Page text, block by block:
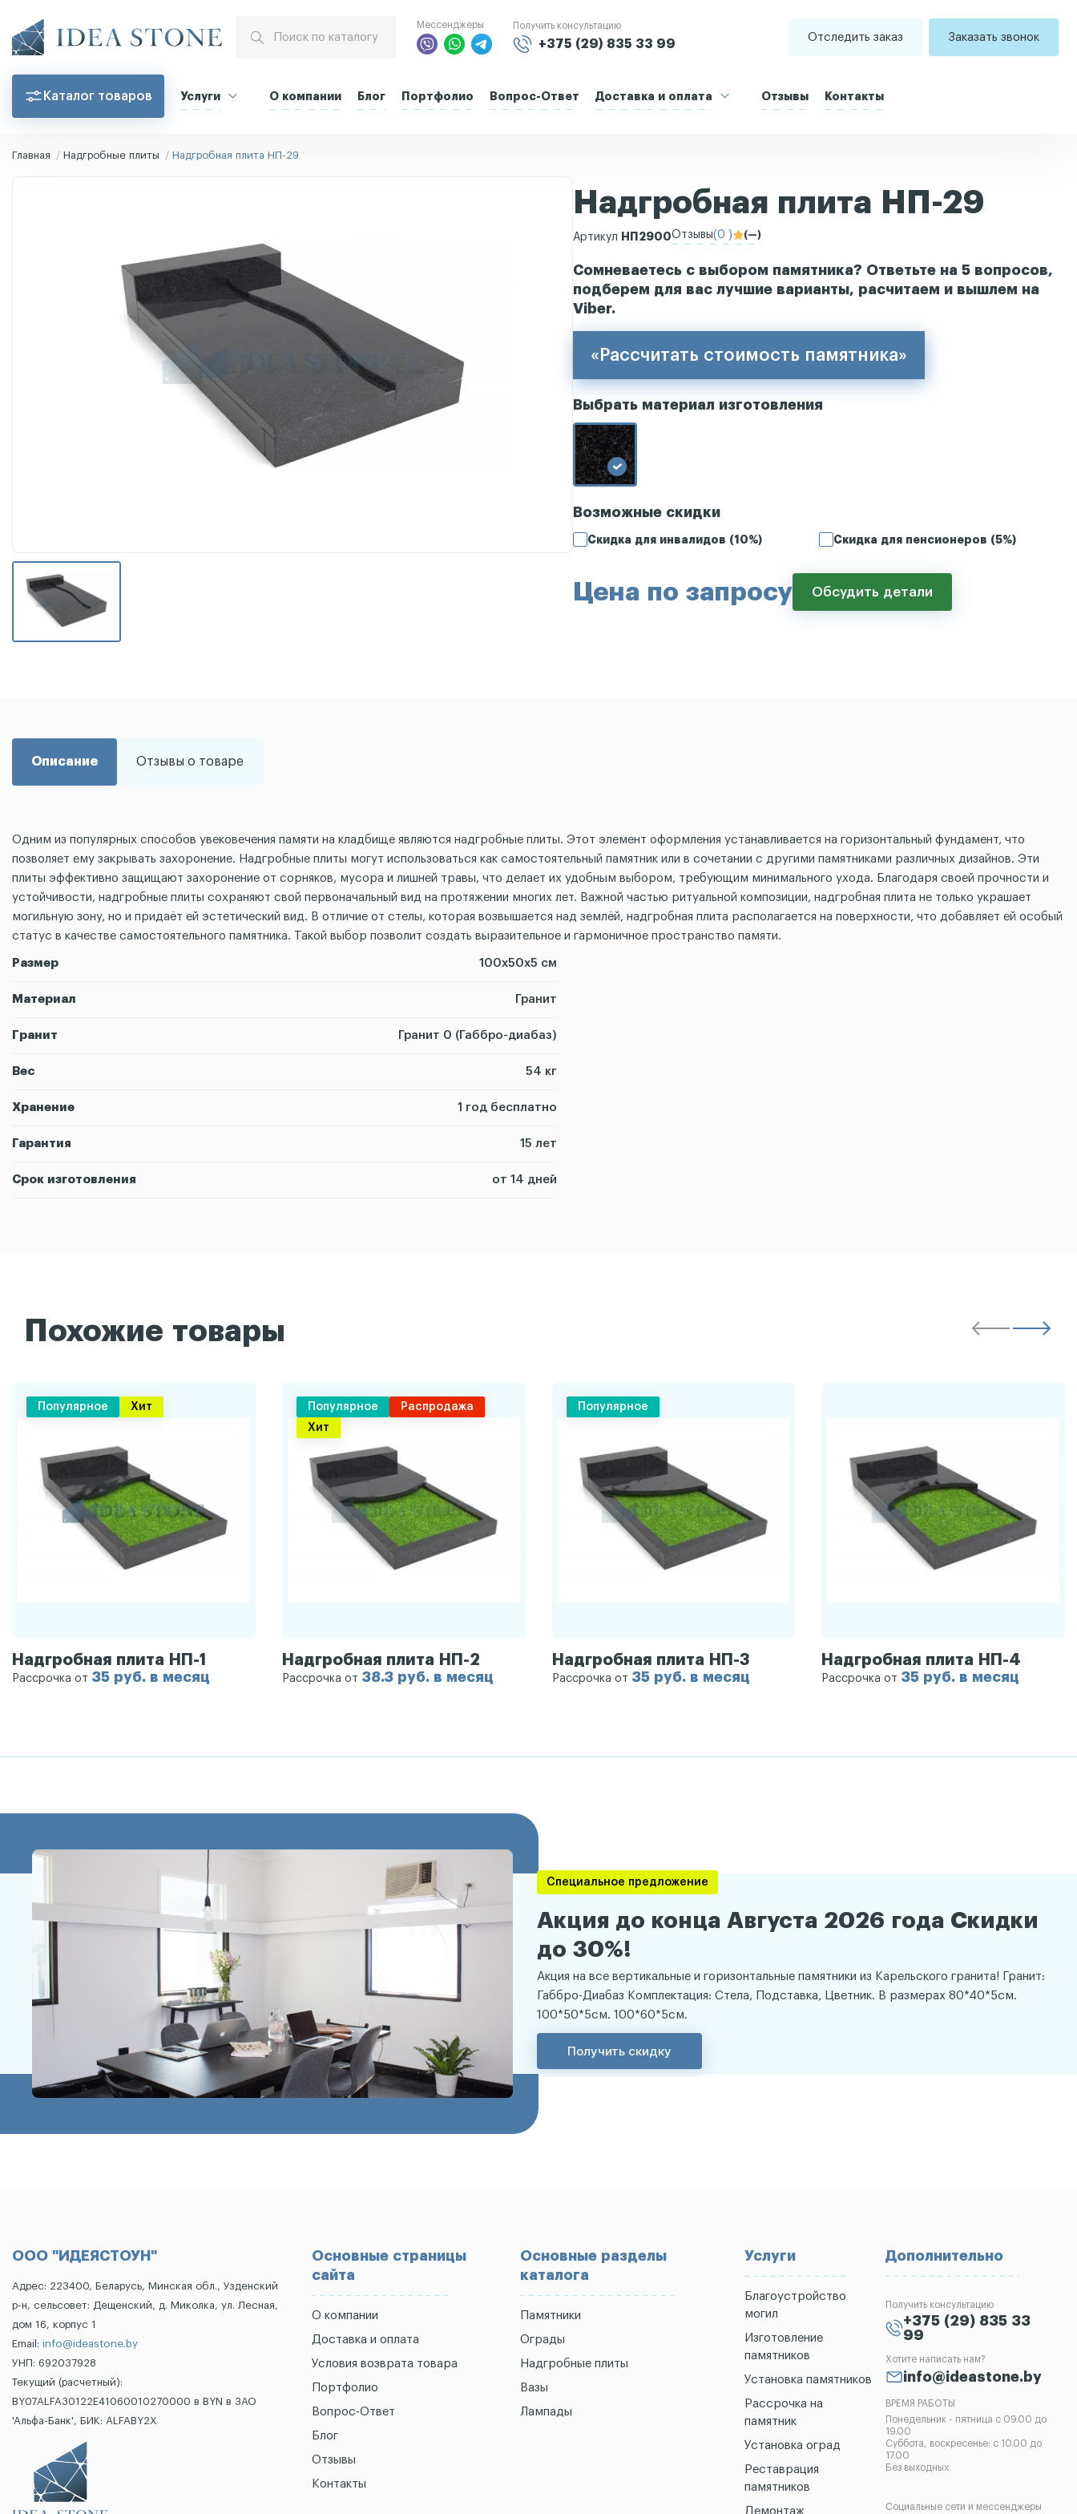
Мессенджеры Получить консультацию
+375 (29) 835 33 99
Отследить заказ Заказать звонок
Каталог товаров Услуги О компании Блог Портфолио Вопрос-Ответ Доставка и оплата Отзывы Контакты
Главная Надгробные плиты Надгробная плита НП-29
Надгробная плита НП-29
Артикул НП2900Отзывы(0 ) (—)
Сомневаетесь с выбором памятника? Ответьте на 5 вопросов,
подберем для вас лучшие варианты, расчитаем и вышлем на
Viber.
«Рассчитать стоимость памятника»
Выбрать материал изготовления
Возможные скидки
Скидка для инвалидов (10%) Скидка для пенсионеров (5%)
Цена по запросу Обсудить детали
Описание Отзывы о товаре
Одним из популярных способов увековечения памяти на кладбище являются надгробные плиты. Этот элемент оформления устанавливается на горизонтальный фундамент, что
позволяет ему закрывать захоронение. Надгробные плиты могут использоваться как самостоятельный памятник или в сочетании с другими памятниками различных дизайнов. Эти
плиты эффективно защищают захоронение от сорняков, мусора и лишней травы, что делает их удобным выбором, требующим минимального ухода. Благодаря своей прочности и
устойчивости, надгробные плиты сохраняют свой первоначальный вид на протяжении многих лет. Важной частью ритуальной композиции, надгробная плита не только украшает
могильную зону, но и придаёт ей эстетический вид. В отличие от стелы, которая возвышается над землёй, надгробная плита располагается на поверхности, что добавляет ей особый
статус в качестве самостоятельного памятника. Такой выбор позволит создать выразительное и гармоничное пространство памяти.
Размер 100х50х5 см
Материал Гранит
Гранит Гранит 0 (Габбро-диабаз)
Вес 54 кг
Хранение 1 год бесплатно
Гарантия 15 лет
Срок изготовления от 14 дней
Похожие товары
Популярное Хит
Надгробная плита НП-1
Рассрочка от 35 руб. в месяц
Популярное
Распродажа
Хит
Надгробная плита НП-2
Рассрочка от 38.3 руб. в месяц
Популярное
Надгробная плита НП-3
Рассрочка от 35 руб. в месяц
Надгробная плита НП-4
Рассрочка от 35 руб. в месяц
Специальное предложение
Акция до конца Августа 2026 года Скидки
до 30%!
Акция на все вертикальные и горизонтальные памятники из Карельского гранита! Гранит:
Габбро-Диабаз Комплектация: Стела, Подставка, Цветник. В размерах 80*40*5см.
100*50*5см. 100*60*5см.
Получить скидку
ООО "ИДЕЯСТОУН"
Адрес: 223400, Беларусь, Минская обл., Узденский
р-н, сельсовет: Дещенский, д. Миколка, ул. Лесная,
дом 16, корпус 1
Email: info@ideastone.by
УНП: 692037928
Текущий (расчетный):
BY07ALFA30122E41060010270000 в BYN в ЗАО
'Альфа-Банк', БИК: ALFABY2X
Основные страницы
сайта
О компании
Доставка и оплата
Условия возврата товара
Портфолио
Вопрос-Ответ
Блог
Отзывы
Контакты
Основные разделы
каталога
Памятники
Ограды
Надгробные плиты
Вазы
Лампады
Услуги
Благоустройство
могил
Изготовление
памятников
Установка памятников
Рассрочка на
памятник
Установка оград
Реставрация
памятников
Демонтаж
Дополнительно
Получить консультацию
+375 (29) 835 33
99
Хотите написать нам?
info@ideastone.by
ВРЕМЯ РАБОТЫ
Понедельник - пятница с 09.00 до
19.00
Суббота, воскресенье: с 10.00 до
17.00
Без выходных
Социальные сети и мессенджеры